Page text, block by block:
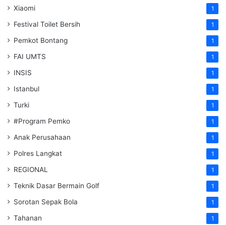
Xiaomi 1
Festival Toilet Bersih 1
Pemkot Bontang 1
FAI UMTS 1
INSIS 1
Istanbul 1
Turki 1
#Program Pemko 1
Anak Perusahaan 1
Polres Langkat 1
REGIONAL 1
Teknik Dasar Bermain Golf 1
Sorotan Sepak Bola 1
Tahanan 1